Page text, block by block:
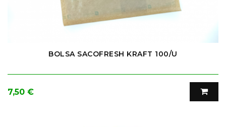
BOLSA SACOFRESH KRAFT 100/U
Precio
7,50 €